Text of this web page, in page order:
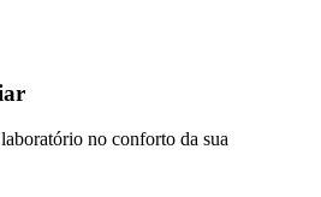
no conforto da sua